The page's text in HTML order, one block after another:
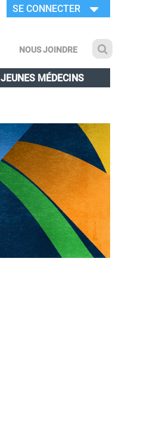
SE CONNECTER
NOUS JOINDRE
JEUNES MÉDECINS